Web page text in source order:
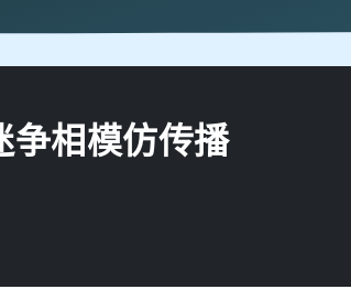
争相模仿传播